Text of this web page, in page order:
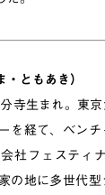
ともあき）
寺生まれ。東
を経て、ベン
社フェスティ
の地に多世代